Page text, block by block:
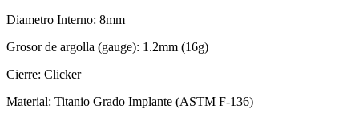
Diametro Interno: 8mm
Grosor de argolla (gauge): 1.2mm (16g)
Cierre: Clicker
Material: Titanio Grado Implante (ASTM F-136)